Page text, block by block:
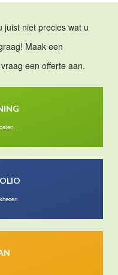
juist niet precies wat u
Maak een
een offerte aan.